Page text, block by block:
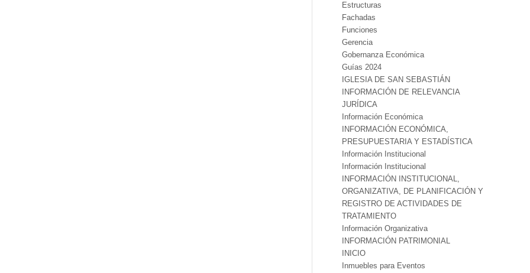
Estructuras
Fachadas
Funciones
Gerencia
Gobernanza Económica
Guías 2024
IGLESIA DE SAN SEBASTIÁN
INFORMACIÓN DE RELEVANCIA
JURÍDICA
Información Económica
INFORMACIÓN ECONÓMICA,
PRESUPUESTARIA Y ESTADÍSTICA
Información Institucional
Información Institucional
INFORMACIÓN INSTITUCIONAL,
ORGANIZATIVA, DE PLANIFICACIÓN Y
REGISTRO DE ACTIVIDADES DE
TRATAMIENTO
Información Organizativa
INFORMACIÓN PATRIMONIAL
INICIO
Inmuebles para Eventos